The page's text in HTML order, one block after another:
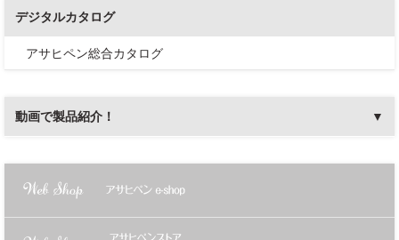
デジタルカタログ
アサヒペン総合カタログ
動画で製品紹介！